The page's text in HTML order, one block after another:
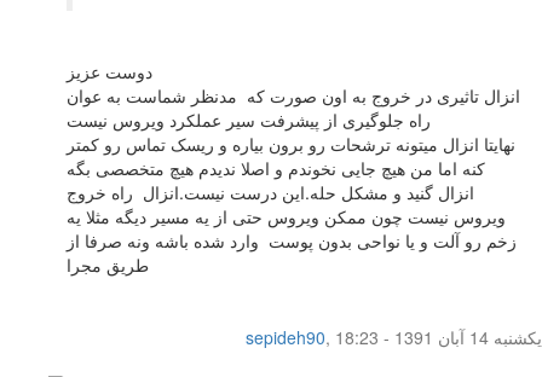
دوست عزیز
انزال تاثیری در خروج به اون صورت که مدنظر شماست به عوان
راه جلوگیری از پیشرفت سیر عملکرد ویروس نیست
نهایتا انزال میتونه ترشحات رو برون بیاره و ریسک تماس رو کمتر
کنه اما من هیچ جایی نخوندم و اصلا ندیدم هیچ متخصصی بگه
انزال گنید و مشکل حله.این درست نیست.انزال راه خروج
ویروس نیست چون ممکن ویروس حتی از یه مسیر دیگه مثلا یه
زخم رو آلت و یا نواحی بدون پوست وارد شده باشه ونه صرفا از
طریق مجرا
sepideh90,
یکشنبه 14 آبان 1391 - 18:23